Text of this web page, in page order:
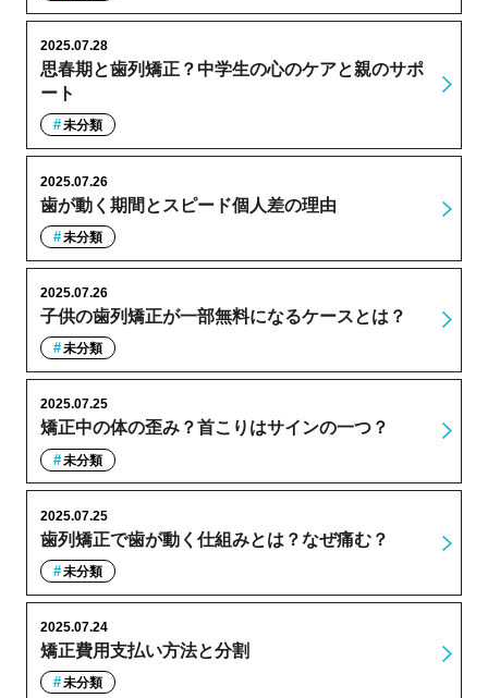
思春期と歯列矯正？中学生の心のケアと親のサポ
ート
2025.07.28
未分類
歯が動く期間とスピード個人差の理由
2025.07.26
未分類
子供の歯列矯正が一部無料になるケースとは？
2025.07.26
未分類
矯正中の体の歪み？首こりはサインの一つ？
2025.07.25
未分類
歯列矯正で歯が動く仕組みとは？なぜ痛む？
2025.07.25
未分類
矯正費用支払い方法と分割
2025.07.24
未分類